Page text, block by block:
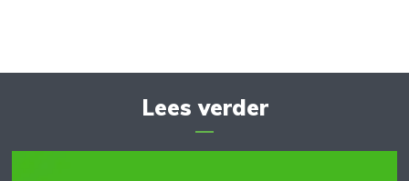
Lees verder